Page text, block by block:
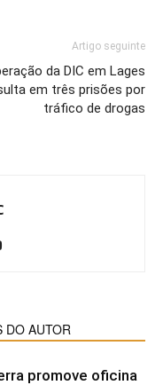
Artigo seguinte
da DIC em Lages
em três prisões por
tráfico de drogas
DO AUTOR
promove oficina